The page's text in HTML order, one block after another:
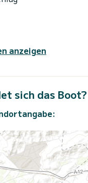
anzeigen
sich das Boot?